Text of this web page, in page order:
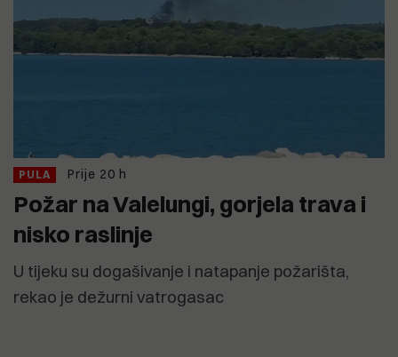
PULA Prije 20 h
Požar na Valelungi, gorjela trava i
nisko raslinje
U tijeku su dogašivanje i natapanje požarišta,
rekao je dežurni vatrogasac